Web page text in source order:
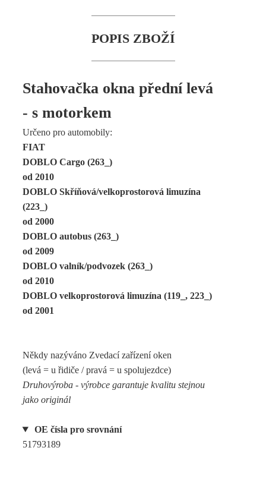
POPIS ZBOŽÍ
Stahovačka okna přední levá
- s motorkem
Určeno pro automobily:
FIAT
DOBLO Cargo (263_)
od 2010
DOBLO Skříňová/velkoprostorová limuzína
(223_)
od 2000
DOBLO autobus (263_)
od 2009
DOBLO valník/podvozek (263_)
od 2010
DOBLO velkoprostorová limuzína (119_, 223_)
od 2001
Někdy nazýváno Zvedací zařízení oken
(levá = u řidiče / pravá = u spolujezdce)
Druhovýroba - výrobce garantuje kvalitu stejnou
jako originál
OE čísla pro srovnání
51793189